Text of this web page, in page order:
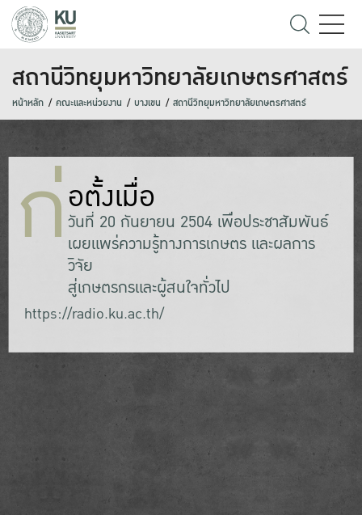
สถานีวิทยุมหาวิทยาลัยเกษตรศาสตร์
หน้าหลัก คณะและหน่วยงาน บางเขน สถานีวิทยุมหาวิทยาลัยเกษตรศาสตร์
ก่อตั้งเมื่อ
วันที่ 20 กันยายน 2504 เพื่อประชาสัมพันธ์
เผยแพร่ความรู้ทางการเกษตร และผลการ
วิจัย
สู่เกษตรกรและผู้สนใจทั่วไป
https://radio.ku.ac.th/